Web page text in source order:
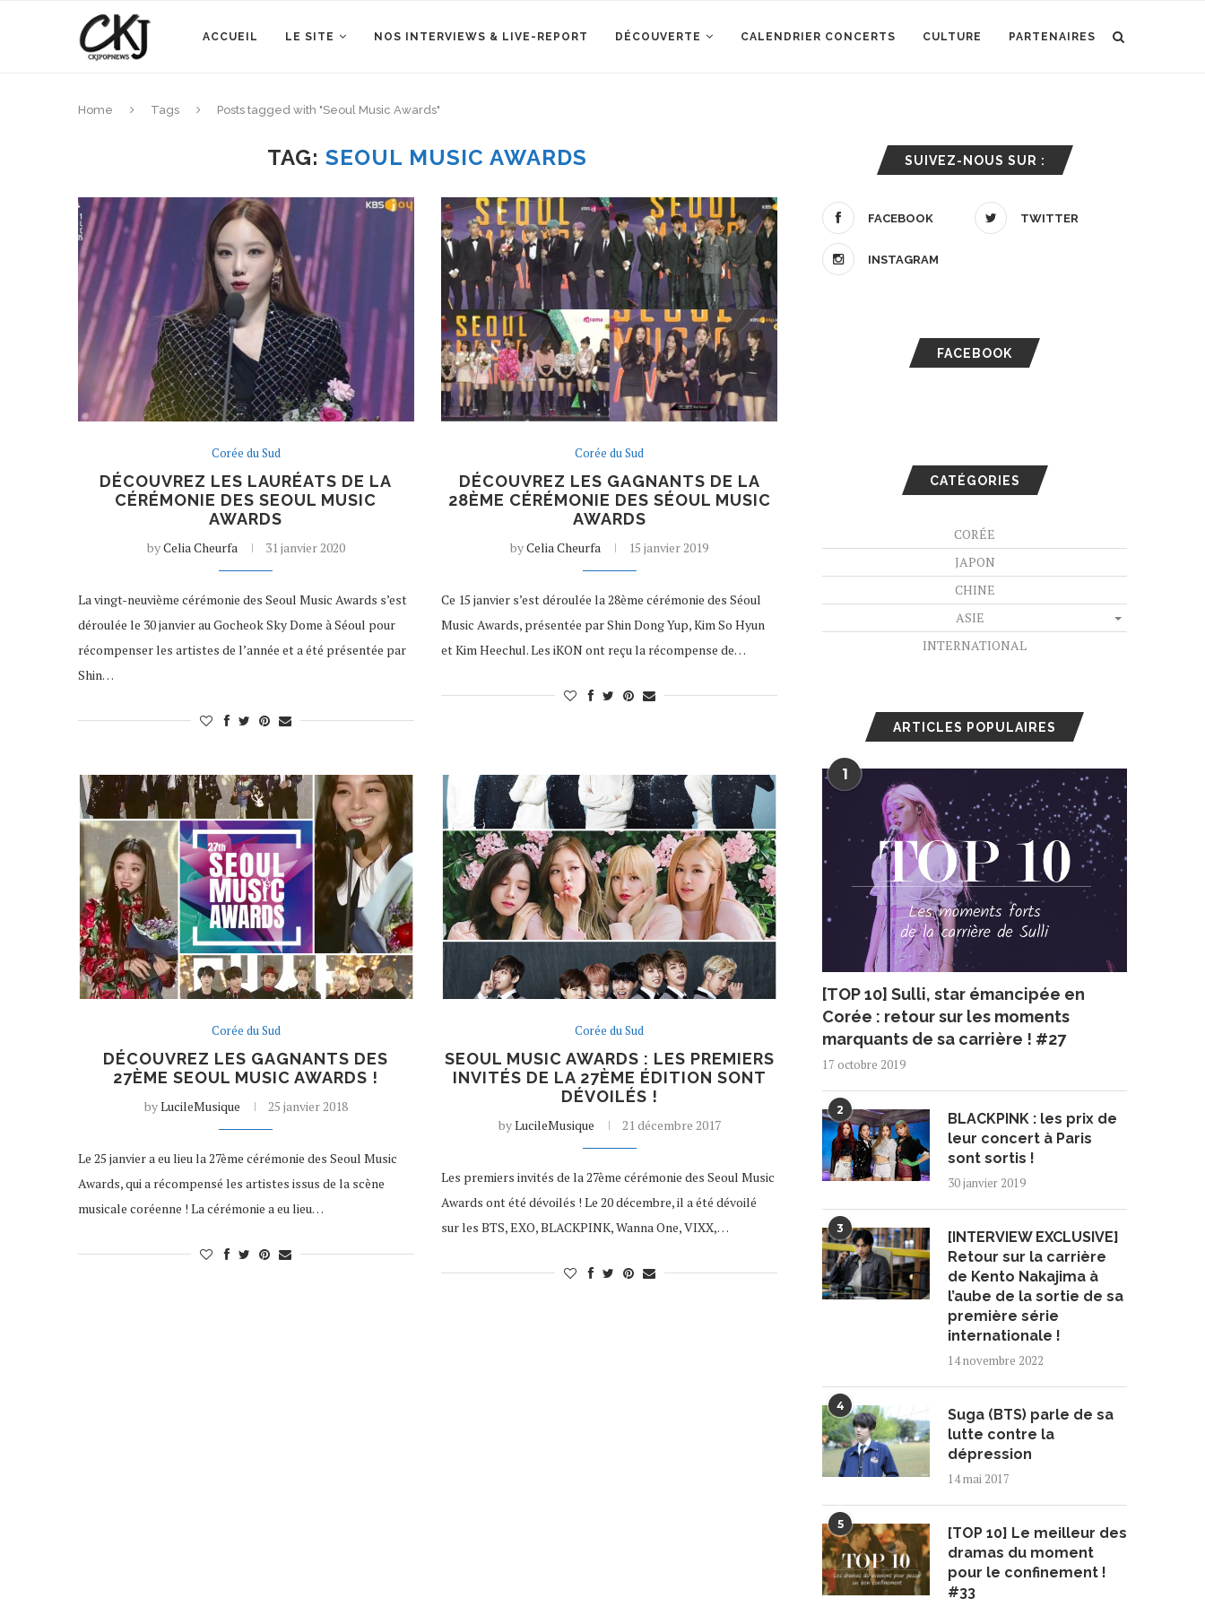
ACCUEIL LE SITE NOS INTERVIEWS & LIVE-REPORT DÉCOUVERTE CALENDRIER CONCERTS CULTURE PARTENAIRES
Home Tags Posts tagged with "Seoul Music Awards"
TAG:SEOUL MUSIC AWARDS
Corée du Sud
DÉCOUVREZ LES LAURÉATS DE LA
CÉRÉMONIE DES SEOUL MUSIC
AWARDS
byCelia Cheurfa 31 janvier 2020
La vingt-neuvième cérémonie des Seoul Music Awards s’est
déroulée le 30 janvier au Gocheok Sky Dome à Séoul pour
récompenser les artistes de l’année et a été présentée par
Shin…
Corée du Sud
DÉCOUVREZ LES GAGNANTS DE LA
28ÈME CÉRÉMONIE DES SÉOUL MUSIC
AWARDS
byCelia Cheurfa 15 janvier 2019
Ce 15 janvier s’est déroulée la 28ème cérémonie des Séoul
Music Awards, présentée par Shin Dong Yup, Kim So Hyun
et Kim Heechul. Les iKON ont reçu la récompense de…
Corée du Sud
DÉCOUVREZ LES GAGNANTS DES
27ÈME SEOUL MUSIC AWARDS !
byLucileMusique 25 janvier 2018
Le 25 janvier a eu lieu la 27ème cérémonie des Seoul Music
Awards, qui a récompensé les artistes issus de la scène
musicale coréenne ! La cérémonie a eu lieu…
Corée du Sud
SEOUL MUSIC AWARDS : LES PREMIERS
INVITÉS DE LA 27ÈME ÉDITION SONT
DÉVOILÉS !
byLucileMusique 21 décembre 2017
Les premiers invités de la 27ème cérémonie des Seoul Music
Awards ont été dévoilés ! Le 20 décembre, il a été dévoilé
sur les BTS, EXO, BLACKPINK, Wanna One, VIXX,…
SUIVEZ-NOUS SUR :
FACEBOOK TWITTER
INSTAGRAM
FACEBOOK
CATÉGORIES
CORÉE
JAPON
CHINE
ASIE
INTERNATIONAL
ARTICLES POPULAIRES
1
[TOP 10] Sulli, star émancipée en
Corée : retour sur les moments
marquants de sa carrière ! #27
17 octobre 2019
2
BLACKPINK : les prix de
leur concert à Paris
sont sortis !
30 janvier 2019
3
[INTERVIEW EXCLUSIVE]
Retour sur la carrière
de Kento Nakajima à
l’aube de la sortie de sa
première série
internationale !
14 novembre 2022
4
Suga (BTS) parle de sa
lutte contre la
dépression
14 mai 2017
5
[TOP 10] Le meilleur des
dramas du moment
pour le confinement !
#33